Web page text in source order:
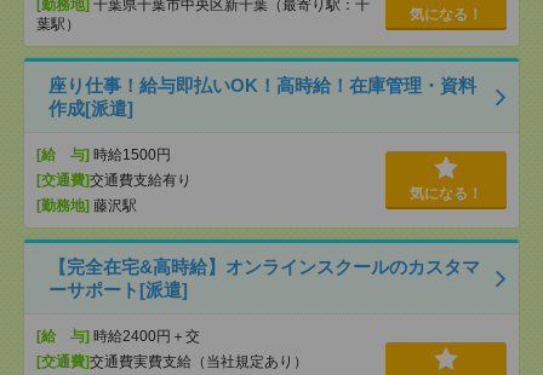
[勤務地] 千葉県千葉市中央区新千葉（最寄り駅：千
葉駅）
気になる！
座り仕事！給与即払いOK！高時給！在庫管理・資料
作成[派遣]
[給 与] 時給1500円
[交通費]交通費支給有り
[勤務地] 藤沢駅
気になる！
【完全在宅&高時給】オンラインスクールのカスタマ
ーサポート[派遣]
[給 与] 時給2400円＋交
[交通費]交通費実費支給（当社規定あり）